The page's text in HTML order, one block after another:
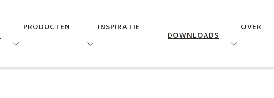
PRODUCTEN
INSPIRATIE
DOWNLOADS
OVER